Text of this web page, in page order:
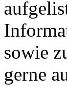
sowie
gerne